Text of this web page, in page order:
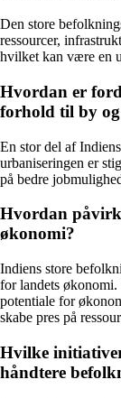
Den store
ressourcer,
hvilket kan være en
Hvordan er
forhold til by
En stor del af
urbaniseringen er
på bedre
Hvordan
økonomi?
Indiens store
for landets økonomi.
potentiale for
skabe pres på
Hvilke
håndtere